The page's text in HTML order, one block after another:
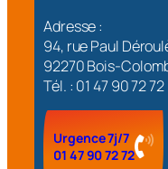
Adresse :
94, rue Paul
92270 Bois-
Tél. : 01 47 90 72 72
Urgence 7j/7
01 47 90 72 72